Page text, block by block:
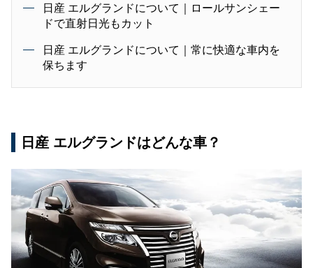
日産 エルグランドについて｜ロールサンシェー
ドで直射日光もカット
日産 エルグランドについて｜常に快適な車内を
保ちます
日産 エルグランドはどんな車？